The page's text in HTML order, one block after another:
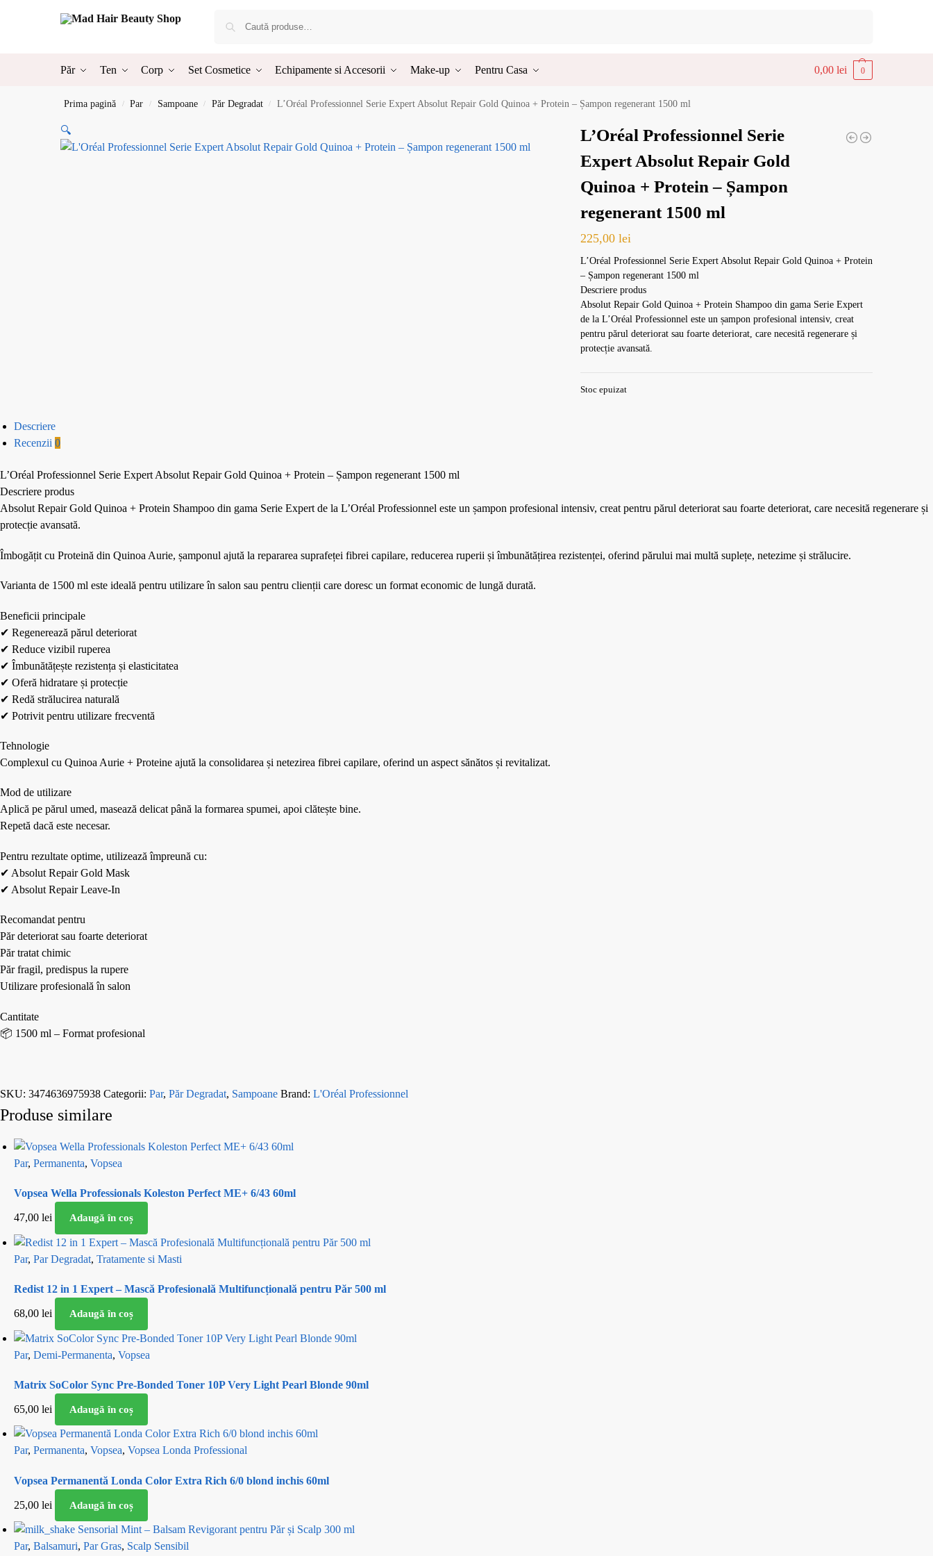
Păr Ten Corp Set Cosmetice Echipamente si Accesorii Make-up Pentru Casa 0,00 lei 0
Prima pagină / Par / Sampoane / Păr Degradat / L’Oréal Professionnel Serie Expert Absolut Repair Gold Quinoa + Protein – Șampon regenerant 1500 ml
🔍
L’Oréal Professionnel Serie
Expert Absolut Repair Gold
Quinoa + Protein – Șampon
regenerant 1500 ml
225,00 lei
L’Oréal Professionnel Serie Expert Absolut Repair Gold Quinoa + Protein
– Șampon regenerant 1500 ml
Descriere produs
Absolut Repair Gold Quinoa + Protein Shampoo din gama Serie Expert
de la L’Oréal Professionnel este un șampon profesional intensiv, creat
pentru părul deteriorat sau foarte deteriorat, care necesită regenerare și
protecție avansată.
Stoc epuizat
Descriere
Recenzii 0
L’Oréal Professionnel Serie Expert Absolut Repair Gold Quinoa + Protein – Șampon regenerant 1500 ml
Descriere produs
Absolut Repair Gold Quinoa + Protein Shampoo din gama Serie Expert de la L’Oréal Professionnel este un șampon profesional intensiv, creat pentru părul deteriorat sau foarte deteriorat, care necesită regenerare și
protecție avansată.
Îmbogățit cu Proteină din Quinoa Aurie, șamponul ajută la repararea suprafeței fibrei capilare, reducerea ruperii și îmbunătățirea rezistenței, oferind părului mai multă suplețe, netezime și strălucire.
Varianta de 1500 ml este ideală pentru utilizare în salon sau pentru clienții care doresc un format economic de lungă durată.
Beneficii principale
✔ Regenerează părul deteriorat
✔ Reduce vizibil ruperea
✔ Îmbunătățește rezistența și elasticitatea
✔ Oferă hidratare și protecție
✔ Redă strălucirea naturală
✔ Potrivit pentru utilizare frecventă
Tehnologie
Complexul cu Quinoa Aurie + Proteine ajută la consolidarea și netezirea fibrei capilare, oferind un aspect sănătos și revitalizat.
Mod de utilizare
Aplică pe părul umed, masează delicat până la formarea spumei, apoi clătește bine.
Repetă dacă este necesar.
Pentru rezultate optime, utilizează împreună cu:
✔ Absolut Repair Gold Mask
✔ Absolut Repair Leave-In
Recomandat pentru
Păr deteriorat sau foarte deteriorat
Păr tratat chimic
Păr fragil, predispus la rupere
Utilizare profesională în salon
Cantitate
📦 1500 ml – Format profesional
SKU: 3474636975938 Categorii: Par, Păr Degradat, Sampoane Brand: L'Oréal Professionnel
Produse similare
Par, Permanenta, Vopsea
Vopsea Wella Professionals Koleston Perfect ME+ 6/43 60ml
47,00 lei Adaugă în coș
Par, Par Degradat, Tratamente si Masti
Redist 12 in 1 Expert – Mască Profesională Multifuncțională pentru Păr 500 ml
68,00 lei Adaugă în coș
Par, Demi-Permanenta, Vopsea
Matrix SoColor Sync Pre-Bonded Toner 10P Very Light Pearl Blonde 90ml
65,00 lei Adaugă în coș
Par, Permanenta, Vopsea, Vopsea Londa Professional
Vopsea Permanentă Londa Color Extra Rich 6/0 blond inchis 60ml
25,00 lei Adaugă în coș
Par, Balsamuri, Par Gras, Scalp Sensibil